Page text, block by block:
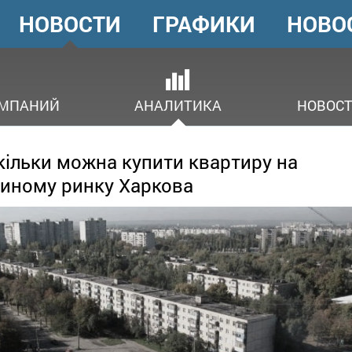
ГОЛОВНЕ
МЕНЮ
НОВОСТИ
АНАЛИТИКА
ГРАФИКИ
можна купити квартиру на
ринку Харкова